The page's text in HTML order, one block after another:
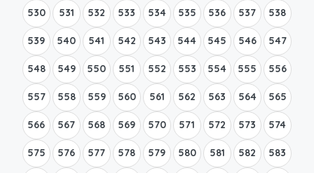
530 531 532 533 534 535 536 537 538
539 540 541 542 543 544 545 546 547
548 549 550 551 552 553 554 555 556
557 558 559 560 561 562 563 564 565
566 567 568 569 570 571 572 573 574
575 576 577 578 579 580 581 582 583